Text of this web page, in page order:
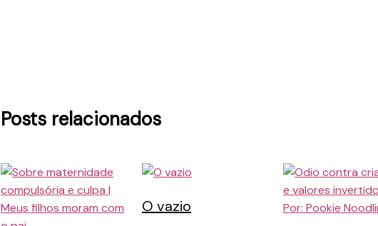
Posts relacionados
O vazio